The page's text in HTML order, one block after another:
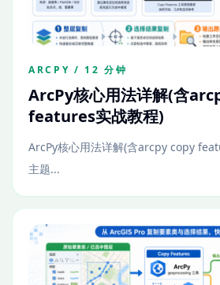
ARCPY / 12 分钟
ArcPy核心用法详解(含
features实战教程)
ArcPy核心用法详解(含arcpy copy
主题...